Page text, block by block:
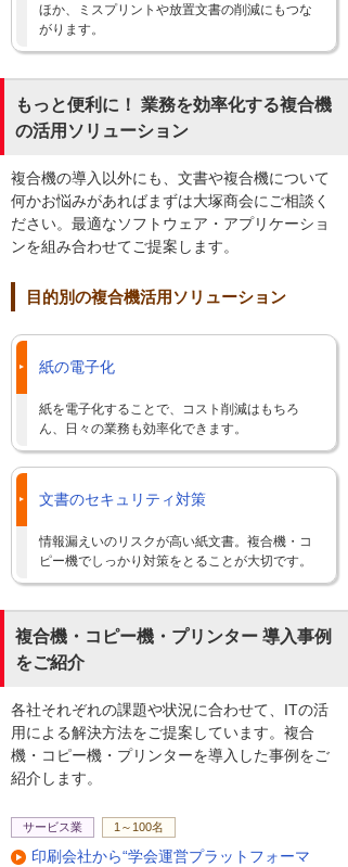
ほか、ミスプリントや放置文書の削減にもつな
がります。
もっと便利に！ 業務を効率化する複合機
の活用ソリューション
複合機の導入以外にも、文書や複合機について
何かお悩みがあればまずは大塚商会にご相談く
ださい。最適なソフトウェア・アプリケーショ
ンを組み合わせてご提案します。
目的別の複合機活用ソリューション
紙の電子化
紙を電子化することで、コスト削減はもちろ
ん、日々の業務も効率化できます。
文書のセキュリティ対策
情報漏えいのリスクが高い紙文書。複合機・コ
ピー機でしっかり対策をとることが大切です。
複合機・コピー機・プリンター 導入事例
をご紹介
各社それぞれの課題や状況に合わせて、ITの活
用による解決方法をご提案しています。複合
機・コピー機・プリンターを導入した事例をご
紹介します。
サービス業 1～100名
印刷会社から“学会運営プラットフォーマ